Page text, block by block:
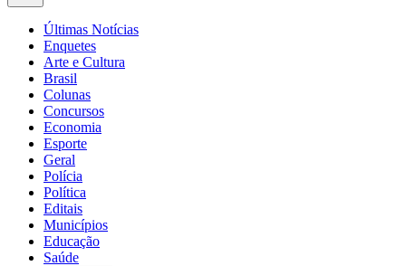
Últimas Notícias
Enquetes
Arte e Cultura
Brasil
Colunas
Concursos
Economia
Esporte
Geral
Polícia
Política
Editais
Municípios
Educação
Saúde